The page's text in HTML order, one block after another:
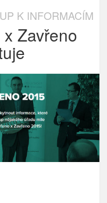
K INFORMACÍM
Zavřeno